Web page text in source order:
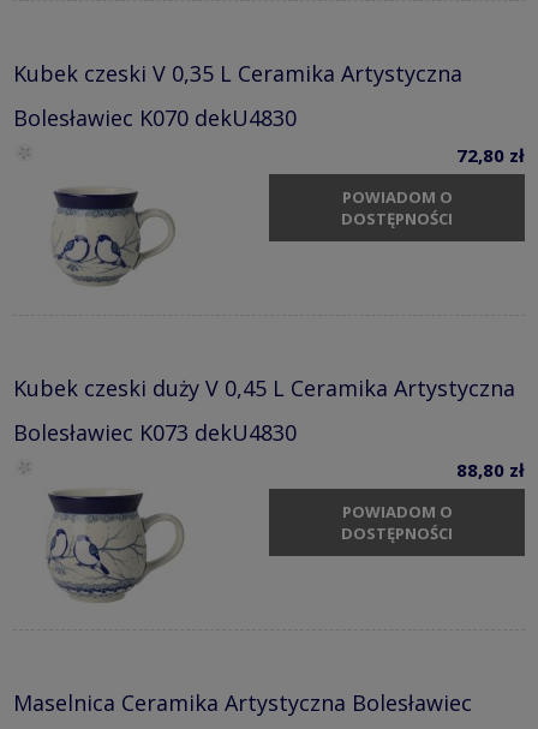
Kubek czeski V 0,35 L Ceramika Artystyczna
Bolesławiec K070 dekU4830
72,80 zł
POWIADOM O
DOSTĘPNOŚCI
Kubek czeski duży V 0,45 L Ceramika Artystyczna
Bolesławiec K073 dekU4830
88,80 zł
POWIADOM O
DOSTĘPNOŚCI
Maselnica Ceramika Artystyczna Bolesławiec